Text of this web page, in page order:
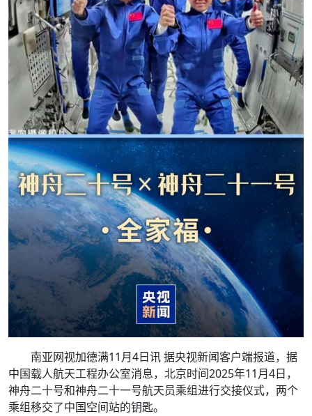
南亚网视加德满11月4日讯 据央视新闻客户端报道，据
中国载人航天工程办公室消息，北京时间2025年11月4日，
神舟二十号和神舟二十一号航天员乘组进行交接仪式，两个
乘组移交了中国空间站的钥匙。